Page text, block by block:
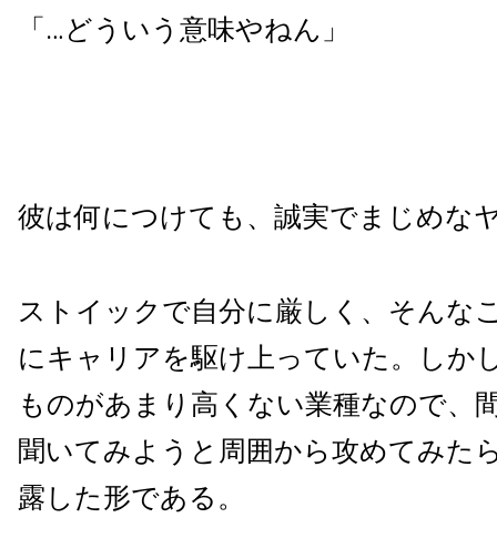
「…どういう意味やねん」
彼は何につけても、誠実でまじめな
ストイックで自分に厳しく、そんな
にキャリアを駆け上っていた。しか
ものがあまり高くない業種なので、
聞いてみようと周囲から攻めてみた
露した形である。